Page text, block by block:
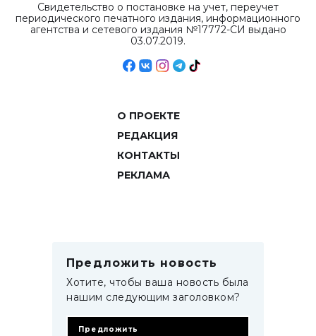
Свидетельство о постановке на учет, переучет
периодического печатного издания, информационного
агентства и сетевого издания №17772-СИ выдано
03.07.2019.
О ПРОЕКТЕ
РЕДАКЦИЯ
КОНТАКТЫ
РЕКЛАМА
Предложить новость
Хотите, чтобы ваша новость была
нашим следующим заголовком?
Предложить